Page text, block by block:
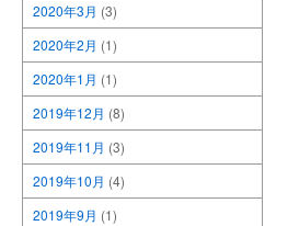
2020年3月 (3)
2020年2月 (1)
2020年1月 (1)
2019年12月 (8)
2019年11月 (3)
2019年10月 (4)
2019年9月 (1)